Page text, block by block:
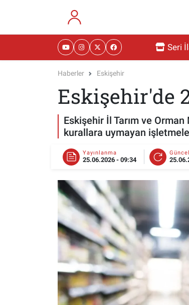
Seri
Haberler Eskişehir
Eskişehir'de
Eskişehir İl Tarım ve
kurallara uymayan
Yayınlanma
25.06.2026 - 09:34
RESMİ İLANLAR
SAĞLIK
MAGAZİN
TEKNOLOJİ
ESKİŞEHİR NÖBETÇİ ECZANELER
Eskişehir Haber İçerikleri
Eskişehir Hava Durumu
Eskişehir Nöbetçi Eczaneler
Eskişehir Namaz Vakitleri
Eskişehir Trafik Yoğunluk Haritası
Süper Lig Puan Durumu ve Fikstür
Tüm Manşetler
Son Dakika Haberleri
Haber Arşivi